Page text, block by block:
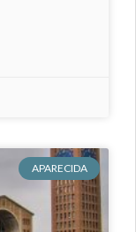
APARECIDA